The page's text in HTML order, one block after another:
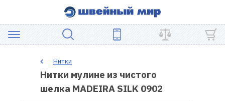
ШВЕЙНОЕ
ОБОРУДОВАНИЕ
Нитки
Нитки мулине из чистого
шелка MADEIRA SILK 0902